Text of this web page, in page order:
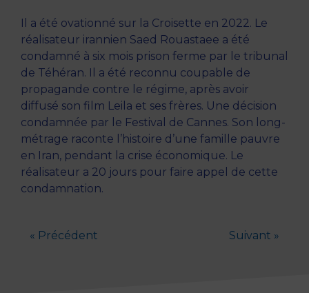
Il a été ovationné sur la Croisette en 2022. Le
réalisateur irannien Saed Rouastaee a été
condamné à six mois prison ferme par le tribunal
de Téhéran. Il a été reconnu coupable de
propagande contre le régime, après avoir
diffusé son film Leila et ses frères. Une décision
condamnée par le Festival de Cannes. Son long-
métrage raconte l’histoire d’une famille pauvre
en Iran, pendant la crise économique. Le
réalisateur a 20 jours pour faire appel de cette
condamnation.
« Précédent Suivant »